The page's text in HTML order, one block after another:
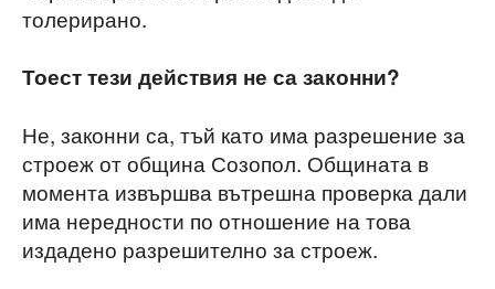
толерирано.
Тоест тези действия не са законни?
Не, законни са, тъй като има разрешение за
строеж от община Созопол. Общината в
момента извършва вътрешна проверка дали
има нередности по отношение на това
издадено разрешително за строеж.